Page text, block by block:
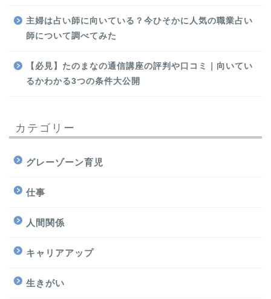
主婦は占い師に向いている？今ひそかに人気の職業占い
師について調べてみた
【必見】たのまなの通信講座の評判や口コミ｜向いてい
るかわかる3つの条件大公開
カテゴリー
グレーゾーン育児
仕事
人間関係
キャリアアップ
生きがい